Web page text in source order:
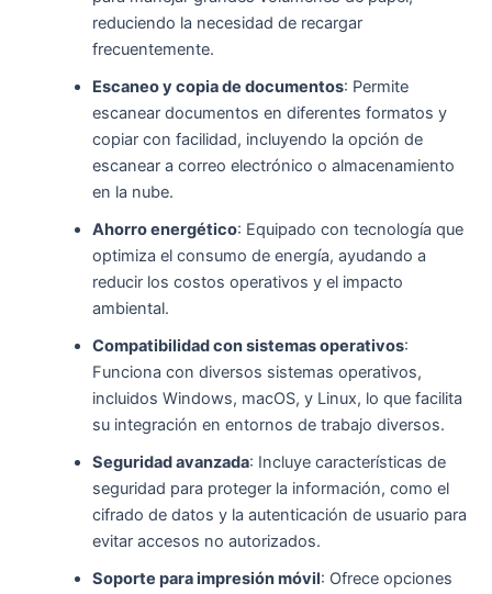
reduciendo la necesidad de recargar
frecuentemente.
Escaneo y copia de documentos: Permite
escanear documentos en diferentes formatos y
copiar con facilidad, incluyendo la opción de
escanear a correo electrónico o almacenamiento
en la nube.
Ahorro energético: Equipado con tecnología que
optimiza el consumo de energía, ayudando a
reducir los costos operativos y el impacto
ambiental.
Compatibilidad con sistemas operativos:
Funciona con diversos sistemas operativos,
incluidos Windows, macOS, y Linux, lo que facilita
su integración en entornos de trabajo diversos.
Seguridad avanzada: Incluye características de
seguridad para proteger la información, como el
cifrado de datos y la autenticación de usuario para
evitar accesos no autorizados.
Soporte para impresión móvil: Ofrece opciones